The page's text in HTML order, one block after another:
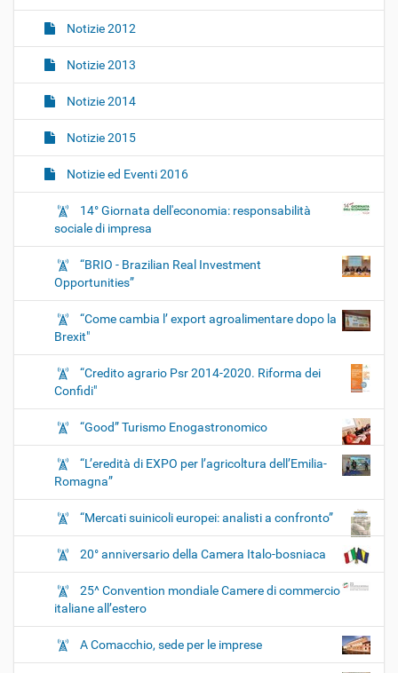
Notizie 2012
Notizie 2013
Notizie 2014
Notizie 2015
Notizie ed Eventi 2016
14° Giornata dell'economia: responsabilità
sociale di impresa
“BRIO - Brazilian Real Investment
Opportunities”
“Come cambia l’ export agroalimentare dopo la
Brexit"
“Credito agrario Psr 2014-2020. Riforma dei
Confidi"
“Good” Turismo Enogastronomico
“L’eredità di EXPO per l’agricoltura dell’Emilia-
Romagna”
“Mercati suinicoli europei: analisti a confronto”
20° anniversario della Camera Italo-bosniaca
25^ Convention mondiale Camere di commercio
italiane all’estero
A Comacchio, sede per le imprese